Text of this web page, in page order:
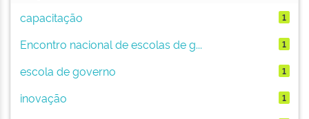
capacitação
1
Encontro nacional de escolas de g... 1
escola de governo 1
inovação 1